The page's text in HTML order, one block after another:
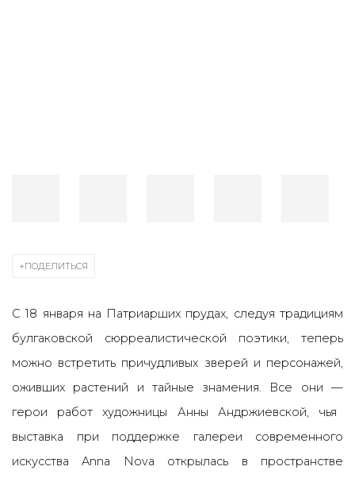
ПОДЕЛИТЬСЯ
С 18 января на Патриарших прудах, следуя традициям
булгаковской сюрреалистической поэтики, теперь
можно встретить причудливых зверей и персонажей,
оживших растений и тайные знамения. Все они —
герои работ художницы Анны Андржиевской, чья
выставка при поддержке галереи современного
искусства Anna Nova открылась в пространстве